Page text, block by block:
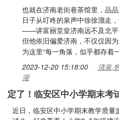
也就在济南老街巷茶馆里，品
日子从叮咚的泉声中徐徐溜走
——讲富丽堂皇济南远不及北平
但他依旧偏爱济南，不仅仅因
为这里“每一角落，似乎都存着
2023-12-20 15:18:00
清泉,
湖
定了！临安区中小学期末考
近日，临安区中小学期末教学质